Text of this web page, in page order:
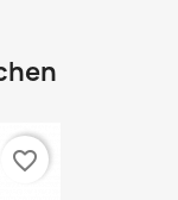
favorite_border